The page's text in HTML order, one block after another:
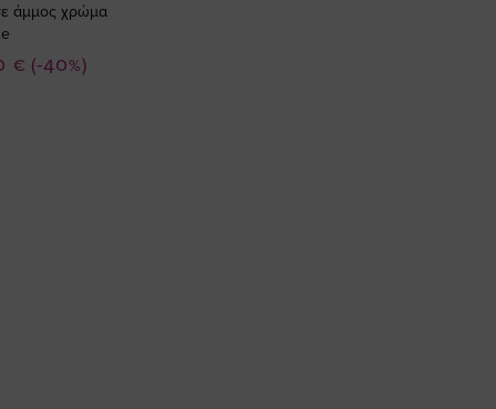
άμμος χρώμα
(-40%)
€